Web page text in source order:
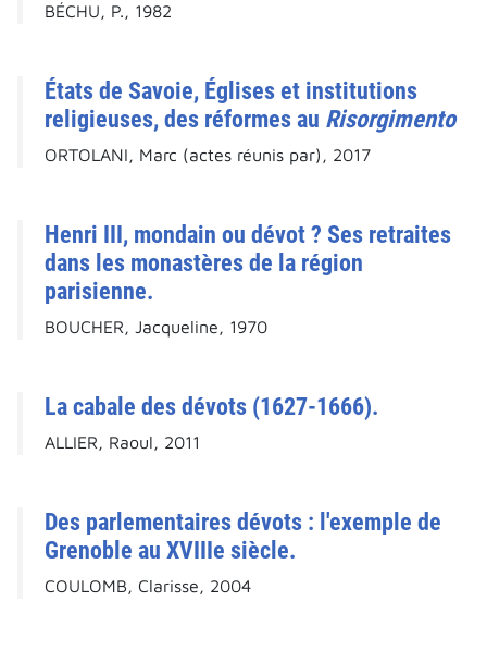
BÉCHU, P., 1982
États de Savoie, Églises et institutions
religieuses, des réformes au Risorgimento
ORTOLANI, Marc (actes réunis par), 2017
Henri III, mondain ou dévot ? Ses retraites
dans les monastères de la région
parisienne.
BOUCHER, Jacqueline, 1970
La cabale des dévots (1627-1666).
ALLIER, Raoul, 2011
Des parlementaires dévots : l'exemple de
Grenoble au XVIIIe siècle.
COULOMB, Clarisse, 2004